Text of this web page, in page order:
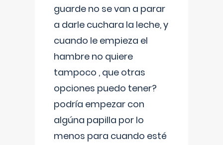
guarde no se van a parar
a darle cuchara la leche, y
cuando le empieza el
hambre no quiere
tampoco , que otras
opciones puedo tener?
podría empezar con
algúna papilla por lo
menos para cuando esté